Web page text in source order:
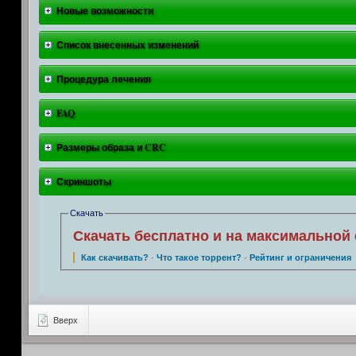
Новые возможности
Список внесенных изменений
Процедура лечения
FAQ
Размеры образа и CRC
Скриншоты
Скачать
Скачать бесплатно и на максимальной
Как скачивать? ·Что такое торрент? ·Рейтинг и ограничения
Вверх